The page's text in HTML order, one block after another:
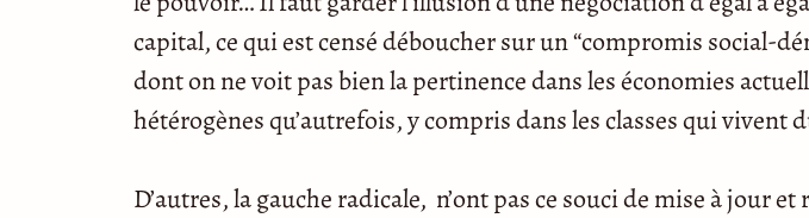
capital, ce qui est censé déboucher sur un “compromis social-
dont on ne voit pas bien la pertinence dans les économies
hétérogènes qu’autrefois, y compris dans les classes qui vivent
D’autres, la gauche radicale, n’ont pas ce souci de mise à jour